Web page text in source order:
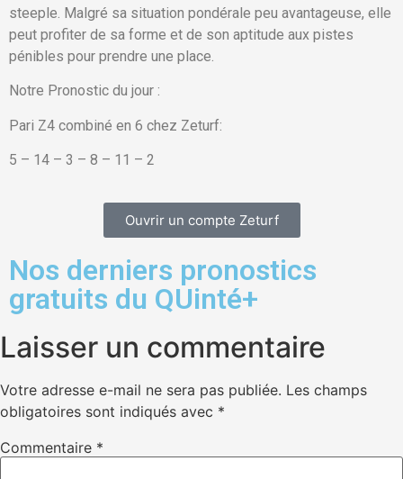
steeple. Malgré sa situation pondérale peu avantageuse, elle
peut profiter de sa forme et de son aptitude aux pistes
pénibles pour prendre une place.
Notre Pronostic du jour :
Pari Z4 combiné en 6 chez Zeturf:
5 – 14 – 3 – 8 – 11 – 2
Ouvrir un compte Zeturf
Nos derniers pronostics
gratuits du QUinté+
Laisser un commentaire
Votre adresse e-mail ne sera pas publiée. Les champs
obligatoires sont indiqués avec *
Commentaire *